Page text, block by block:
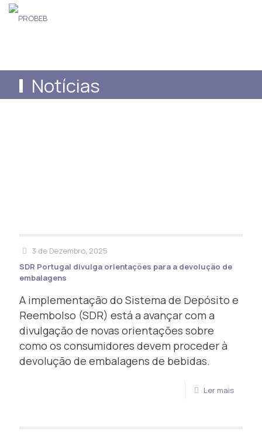
Notícias
3 de Dezembro, 2025
SDR Portugal divulga orientações para a devolução de
embalagens
A implementação do Sistema de Depósito e
Reembolso (SDR) está a avançar com a
divulgação de novas orientações sobre
como os consumidores devem proceder à
devolução de embalagens de bebidas.
Ler mais